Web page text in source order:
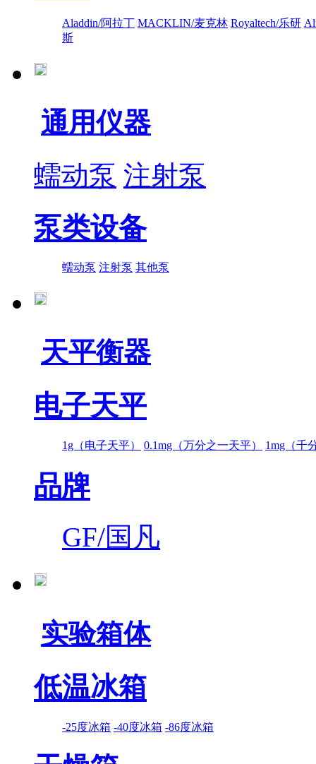
Aladdin/阿拉丁 MACKLIN/麦克林 Royaltech/乐研
斯
通用仪器
蠕动泵 注射泵
泵类设备
蠕动泵 注射泵 其他泵
天平衡器
电子天平
1g（电子天平） 0.1mg（万分之一天平） 1mg（千
品牌
GF/国凡
实验箱体
低温冰箱
-25度冰箱 -40度冰箱 -86度冰箱